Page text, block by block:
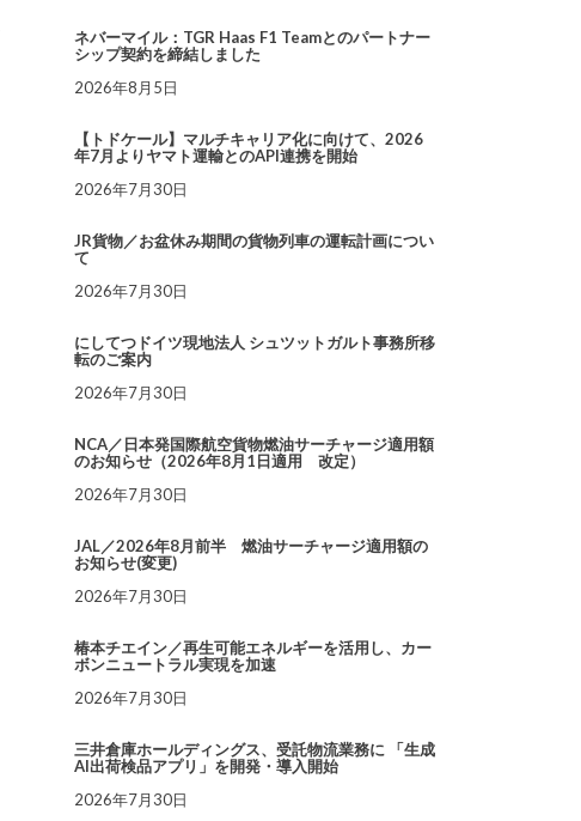
ネバーマイル：TGR Haas F1 Teamとのパートナー
シップ契約を締結しました
2026年8月5日
【トドケール】マルチキャリア化に向けて、2026
年7月よりヤマト運輸とのAPI連携を開始
2026年7月30日
JR貨物／お盆休み期間の貨物列車の運転計画につい
て
2026年7月30日
にしてつドイツ現地法人 シュツットガルト事務所移
転のご案内
2026年7月30日
NCA／日本発国際航空貨物燃油サーチャージ適用額
のお知らせ（2026年8月1日適用 改定）
2026年7月30日
JAL／2026年8月前半 燃油サーチャージ適用額の
お知らせ(変更)
2026年7月30日
椿本チエイン／再生可能エネルギーを活用し、カー
ボンニュートラル実現を加速
2026年7月30日
三井倉庫ホールディングス、受託物流業務に 「生成
AI出荷検品アプリ」を開発・導入開始
2026年7月30日